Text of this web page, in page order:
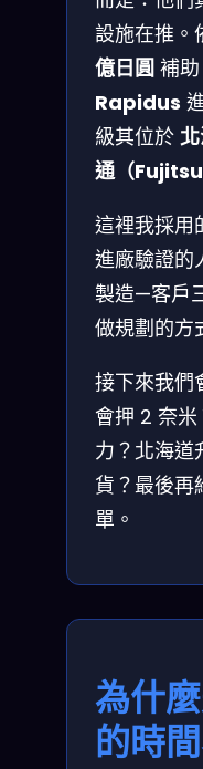
設施在推。
億日圓 補
Rapidus
級其位於
通（Fujitsu
這裡我採用
進廠驗證的
製造—客戶
做規劃的方
接下來我們
會押 2 奈
力？北海道
貨？最後
單。
為什
的時